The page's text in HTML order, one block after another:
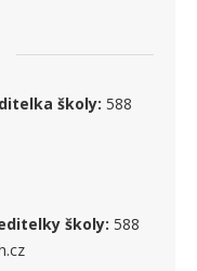
školy: 588
školy: 588